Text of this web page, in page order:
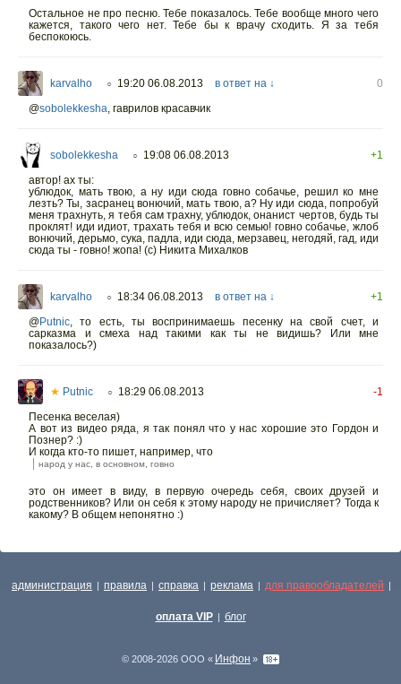
Остальное не про песню. Тебе показалось. Тебе вообще много чего
кажется, такого чего нет. Тебе бы к врачу сходить. Я за тебя
беспокоюсь.
karvalho ○ 19:20 06.08.2013 в ответ на ↓
0
@sobolekkesha, гаврилов красавчик
sobolekkesha ○ 19:08 06.08.2013
+1
автор! ах ты:
ублюдок, мать твою, а ну иди сюда говно собачье, решил ко мне
лезть? Ты, засранец вонючий, мать твою, а? Ну иди сюда, попробуй
меня трахнуть, я тебя сам трахну, ублюдок, онанист чертов, будь ты
проклят! иди идиот, трахать тебя и всю семью! говно собачье, жлоб
вонючий, дерьмо, сука, падла, иди сюда, мерзавец, негодяй, гад, иди
сюда ты - говно! жопа! (с) Никита Михалков
karvalho ○ 18:34 06.08.2013 в ответ на ↓
+1
@Putnic,то есть, ты воспринимаешь песенку на свой счет, и
сарказма и смеха над такими как ты не видишь? Или мне
показалось?)
★ Putnic ○ 18:29 06.08.2013
-1
Песенка веселая)
А вот из видео ряда, я так понял что у нас хорошие это Гордон и
Познер? :)
И когда кто-то пишет, например, что
народ у нас, в основном, говно
это он имеет в виду, в первую очередь себя, своих друзей и
родственников? Или он себя к этому народу не причисляет? Тогда к
какому? В общем непонятно :)
администрация | правила | справка | реклама | для правообладателей |
оплата VIP | блог
© 2008-2026 ООО « Инфон »